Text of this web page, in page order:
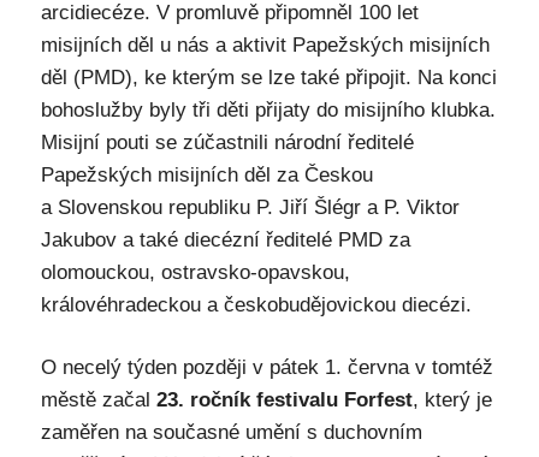
arcidiecéze. V promluvě připomněl 100 let
misijních děl u nás a aktivit Papežských misijních
děl (PMD), ke kterým se lze také připojit. Na konci
bohoslužby byly tři děti přijaty do misijního klubka.
Misijní pouti se zúčastnili národní ředitelé
Papežských misijních děl za Českou
a Slovenskou republiku P. Jiří Šlégr a P. Viktor
Jakubov a také diecézní ředitelé PMD za
olomouckou, ostravsko-opavskou,
královéhradeckou a českobudějovickou diecézi.
O necelý týden později v pátek 1. června v tomtéž
městě začal 23. ročník festivalu Forfest, který je
zaměřen na současné umění s duchovním